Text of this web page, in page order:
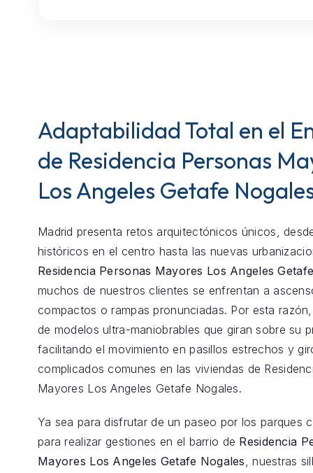
Adaptabilidad Total en el
de Residencia Personas
Los Angeles Getafe
Madrid presenta retos arquitectónicos únicos,
históricos en el centro hasta las nuevas
Residencia Personas Mayores Los Angeles
muchos de nuestros clientes se enfrentan a
compactos o rampas pronunciadas. Por esta
de modelos ultra-maniobrables que giran sobre su
facilitando el movimiento en pasillos estrechos y
complicados comunes en las viviendas de
Mayores Los Angeles Getafe Nogales.
Ya sea para disfrutar de un paseo por los parques
para realizar gestiones en el barrio de Residencia
Mayores Los Angeles Getafe Nogales , nuestras